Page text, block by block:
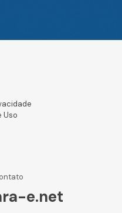
Uso
e.net